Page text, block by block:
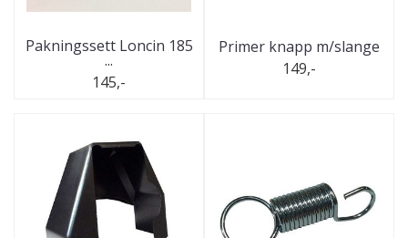
Pakningssett Loncin 185
...
145,-
Primer knapp m/slange
149,-